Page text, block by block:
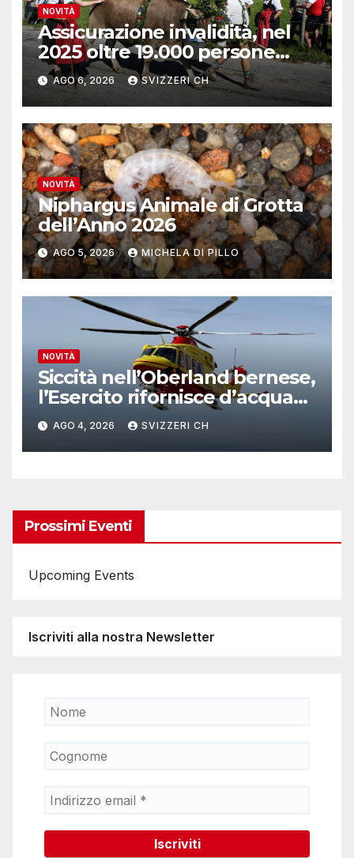
NOVITÀ
Assicurazione invalidità, nel
2025 oltre 19.000 persone
reinserite nel mercato del
lavoro
AGO 6, 2026 SVIZZERI CH
NOVITÀ
Niphargus Animale di Grotta
dell’Anno 2026
AGO 5, 2026 MICHELA DI PILLO
NOVITÀ
Siccità nell’Oberland bernese,
l’Esercito rifornisce d’acqua
due alpeggi
AGO 4, 2026 SVIZZERI CH
Prossimi Eventi
Upcoming Events
Iscriviti alla nostra Newsletter